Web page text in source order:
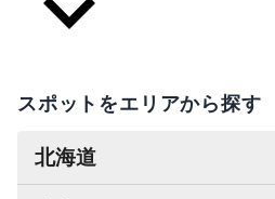
スポットをエリアから探す
北海道